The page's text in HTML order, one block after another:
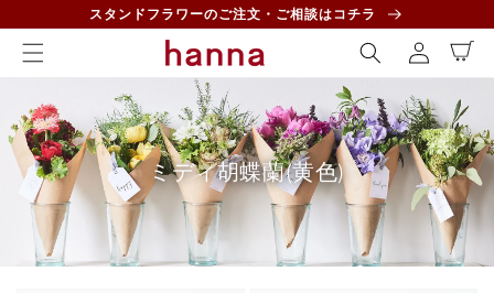
進む
スタンドフラワーのご注文・ご相談はコチラ
グ
イ
ン
カ
ー
ト
コ
レ
ク
シ
ミディ胡蝶蘭(黄色)